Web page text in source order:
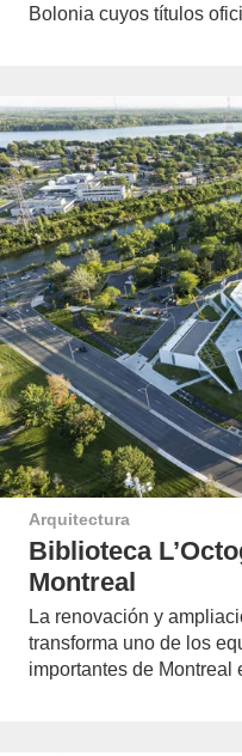
Bolonia cuyos títulos
Arquitectura
Biblioteca
Montreal
La renovación y
transforma uno de los
importantes de Montreal